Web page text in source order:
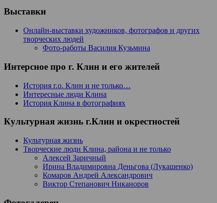
Выставки
Онлайн-выставки художников, фотографов и других
творческих людей
Фото-работы Василия Кузьмина
Интерсное про г. Клин и его жителей
История г.о. Клин и не только…
Интересные люди Клина
История Клина в фотографиях
Культурная жизнь г.Клин и окрестностей
Культурная жизнь
Творческие люди Клина, района и не только
Алексей Заричный
Ирина Владимировна Деньгова (Лукашенко)
Комаров Андрей Александрович
Виктор Степанович Никаноров